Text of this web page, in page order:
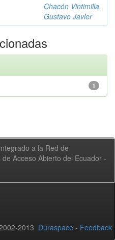
Chacón Vintimilla,
Gustavo Javier
1
a la Red de
de Acceso Abierto del Ecuador -
2013 Duraspace - Feedback